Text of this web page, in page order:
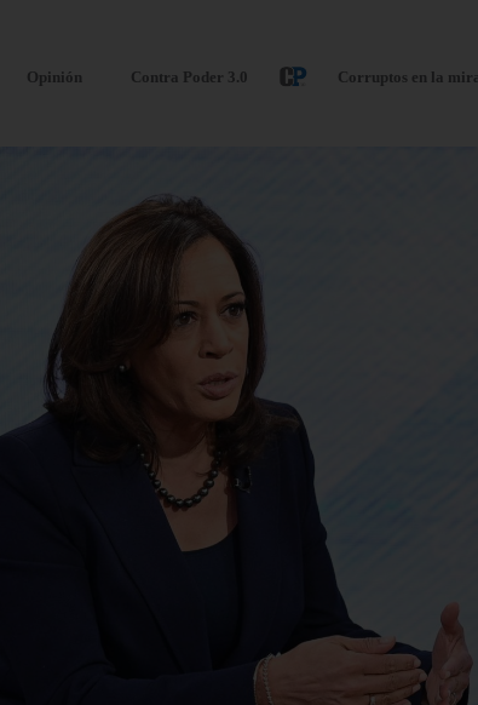
Opinión Contra Poder 3.0 Corruptos en la
de
que
debe pedir
al
para
la Casa
Internacionales
Apelaciones de EE.
este viernes que
Trump deberá
una inversión
más de USD$
2.000 millones
proyectos con
entidades
humanitarias
religiosas
agosto 7, 2026
El Gobierno de EE. UU. ha
anunciado una inversión
USD$ 2.000 millones en
compromisos con
religiosas